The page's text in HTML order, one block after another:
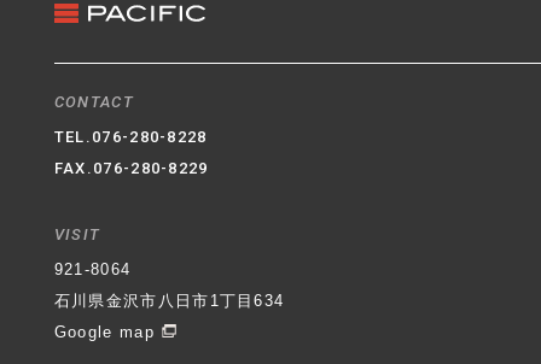
CONTACT
TEL. 076-280-8228
FAX.076-280-8229
VISIT
921-8064
石川県金沢市八日市1丁目634
Google map